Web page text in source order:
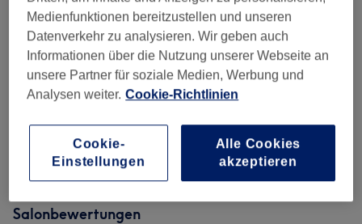
Alle Services
Ladies (14) ab 65 €
(5) ab 30 €
Salonbewertungen
Medienfunktionen bereitzustellen und unseren
Datenverkehr zu analysieren. Wir geben auch
Informationen über die Nutzung unserer Webseite an
unsere Partner für soziale Medien, Werbung und
Analysen weiter. Cookie-Richtlinien
Cookie-
Einstellungen
Alle Cookies
akzeptieren